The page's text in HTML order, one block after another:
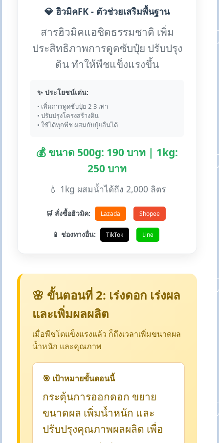
💎 ฮิวมิคFK - ตัวช่วยเสริมพื้นฐาน
สารฮิวมิคแอซิดธรรมชาติ เพิ่ม
ประสิทธิภาพการดูดซับปุ๋ย ปรับปรุง
ดิน ทำให้พืชแข็งแรงขึ้น
✨ ประโยชน์เด่น:
• เพิ่มการดูดซับปุ๋ย 2-3 เท่า
• ปรับปรุงโครงสร้างดิน
• ใช้ได้ทุกพืช ผสมกับปุ๋ยอื่นได้
💰 ขนาด 500g: 190 บาท | 1kg:
250 บาท
💧 1kg ผสมน้ำได้ถึง 2,000 ลิตร
🛒 สั่งซื้อฮิวมิค: Lazada Shopee
📱 ช่องทางอื่น: TikTok Line
🌸 ขั้นตอนที่ 2: เร่งดอก เร่งผล
และเพิ่มผลผลิต
เมื่อพืชโตแข็งแรงแล้ว ก็ถึงเวลาเพิ่มขนาดผล
น้ำหนัก และคุณภาพ
🎯 เป้าหมายขั้นตอนนี้
กระตุ้นการออกดอก ขยาย
ขนาดผล เพิ่มน้ำหนัก และ
ปรับปรุงคุณภาพผลผลิต เพื่อ